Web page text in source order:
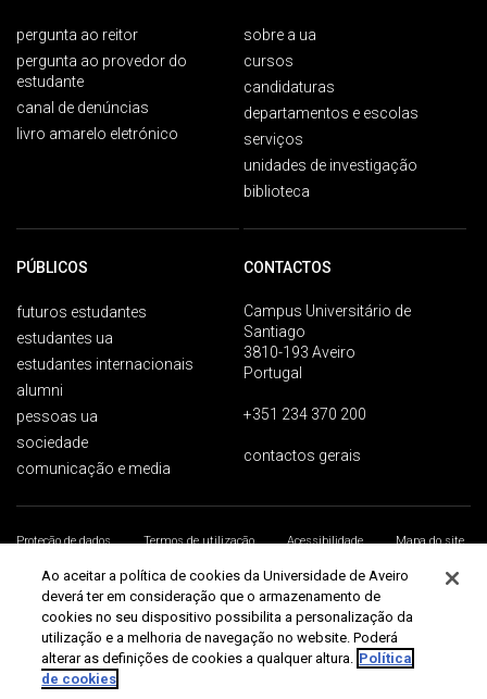
pergunta ao reitor
pergunta ao provedor do
estudante
canal de denúncias
livro amarelo eletrónico
sobre a ua
cursos
candidaturas
departamentos e escolas
serviços
unidades de investigação
biblioteca
PÚBLICOS
futuros estudantes
estudantes ua
estudantes internacionais
alumni
pessoas ua
sociedade
comunicação e media
CONTACTOS
Campus Universitário de
Santiago
3810-193 Aveiro
Portugal
+351 234 370 200
contactos gerais
Proteção de dados Termos de utilização Acessibilidade
Mapa do site
Universidade de Aveiro 2026
Ao aceitar a política de cookies da Universidade de Aveiro
deverá ter em consideração que o armazenamento de
cookies no seu dispositivo possibilita a personalização da
utilização e a melhoria de navegação no website. Poderá
alterar as definições de cookies a qualquer altura. Política
de cookies